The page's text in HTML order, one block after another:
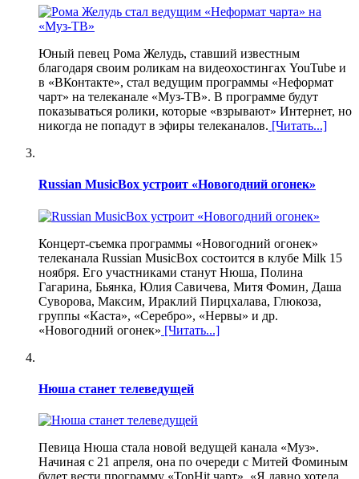
Юный певец Рома Желудь, ставший известным
благодаря своим роликам на видеохостингах YouTube и
в «ВКонтакте», стал ведущим программы «Неформат
чарт» на телеканале «Муз-ТВ». В программе будут
показываться ролики, которые «взрывают» Интернет, но
никогда не попадут в эфиры телеканалов. [Читать...]
Russian MusicBox устроит «Новогодний огонек»
Концерт-съемка программы «Новогодний огонек»
телеканала Russian MusicBox состоится в клубе Milk 15
ноября. Его участниками станут Нюша, Полина
Гагарина, Бьянка, Юлия Савичева, Митя Фомин, Даша
Суворова, Максим, Ираклий Пирцхалава, Глюкоза,
группы «Каста», «Серебро», «Нервы» и др.
«Новогодний огонек» [Читать...]
Нюша станет телеведущей
Певица Нюша стала новой ведущей канала «Муз».
Начиная с 21 апреля, она по очереди с Митей Фоминым